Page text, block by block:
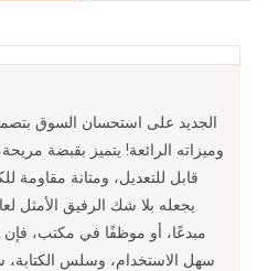
وميزاته الرائعة! يتميز بقبضة
قابل للتعديل، ومتانة مقاومة
يجعله بلا شك الرفيق الأمثل
مبدعًا، أو موظفًا في مكتب، فإن
سهل الاستخدام، وسلس الكتابة،